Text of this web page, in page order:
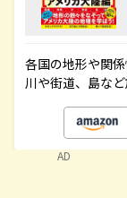
各国の地形や関
川や街道、島な
AD